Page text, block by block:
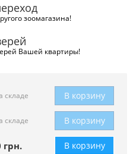
зоомагазина!
Вашей квартиры!
складе В корзину
складе В корзину
грн. В корзину